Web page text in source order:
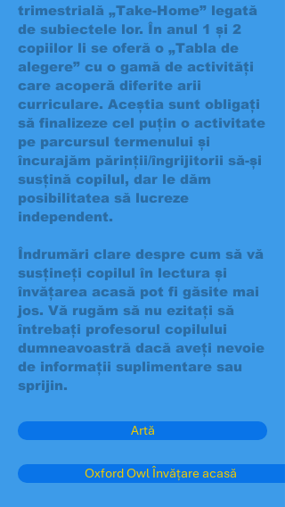
trimestrială „Take-Home” legată
de subiectele lor. În anul 1 și 2
copiilor li se oferă o „Tabla de
alegere” cu o gamă de activități
care acoperă diferite arii
curriculare. Aceștia sunt obligați
să finalizeze cel puțin o activitate
pe parcursul termenului și
încurajăm părinții/îngrijitorii să-și
susțină copilul, dar le dăm
posibilitatea să lucreze
independent.
Îndrumări clare despre cum să vă
susțineți copilul în lectura și
învățarea acasă pot fi găsite mai
jos. Vă rugăm să nu ezitați să
întrebați profesorul copilului
dumneavoastră dacă aveți nevoie
de informații suplimentare sau
sprijin.
Artă
Oxford Owl Învățare acasă